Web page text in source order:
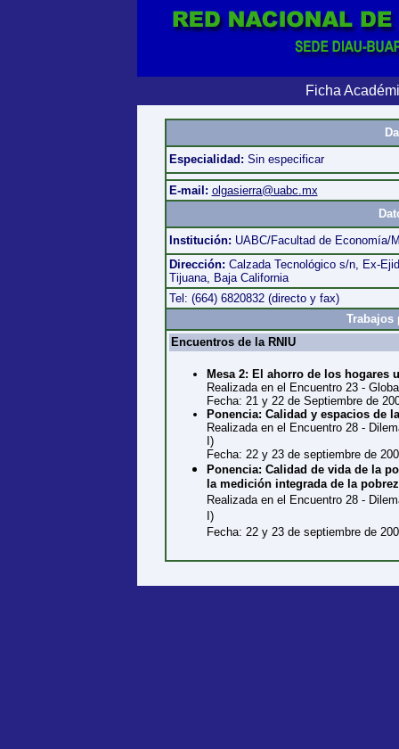
Ficha
Especialidad: Sin especificar
E-mail: olgasierra@uabc.mx
Institución: UABC/Facultad de Economía/
Dirección: Calzada Tecnológico s/n, Ex-
Tijuana, Baja California
Tel: (664) 6820832 (directo y fax)
Trabajos
Encuentros de la RNIU
Mesa 2: El ahorro de los hogares
Realizada en el Encuentro 23 -
Fecha: 21 y 22 de Septiembre de
Ponencia: Calidad y espacios de
Realizada en el Encuentro 28 -
I)
Fecha: 22 y 23 de septiembre de
Ponencia: Calidad de vida de la
la medición integrada de la
Realizada en el Encuentro 28 -
I)
Fecha: 22 y 23 de septiembre de